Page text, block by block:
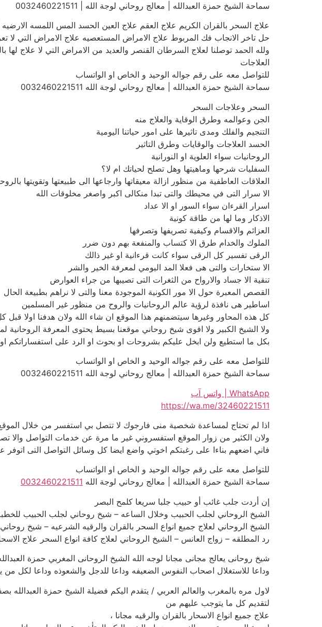
سماحة الشيخ حمزة العبدالله | معالج روحاني لوجة الله | 0032460221511
علاج السحر بالقران الكريم علاج العقم علاج العين الحسد المس اللمسه
حل تاخر الانجاب فك المربوط علاج الامراض المستعصيه علاج الامراض التي
ولله الحمد توصلنا لعلاج السرطان القنصر والعديد من الامراض التي لا علاج
العلاجات
للتواصل معه على رقم جواله الوحيد و الخاص او الواتساب
سماحة الشيخ حمزة العبدالله | معالج روحاني لوجة الله 0032460221511
السحر وعلاجات السحر
الجن وعوالمه وطرق الوقاية والعلاج منه
التنجيم والفلك ومدى تاثيرها على امور حياتنا اليومية
الحسد العلاجات والوقايات وطرق التاثير
الروحانيات سواء العلوية او النورانية
السفليات شرحها وماهيتها وهل تصلح لحياتك ام لا؟
العلاقات العاطفية من منظور ازالة معيقاتها وارجاعها الى طبيعتها وتقويتها
الا سرار التى في محيطك والتى تبدا منكالى اكبر واصغر مخلوقات الله
اسرار القرءان سواء السور او الا عداد
الاذكار وما لها من طاقة كونية
العزائم والاقسام وكيفية تصريفها وتصرفها
الملوك والخدام طرق الا كتساب والمنفعة بهم دون ضرر
الرقى تفسير كل الرقى سواء كانت قرءانية او غير ذالك
الا ستخارات والتى هى فعلا المد اليومي لمعرفة الخير والشر
تنقية الا جساد والارواح من الثغرات التى تصيبها من جراء العوارض
القصص المعبرة حول الا مور الكونية الموجودة معنا والتى لا نراهم بطبيعة الحال
اساطير هى نافذة لرؤية عالم الروحانيات والروح من منظور غير المسلمين
كل هذه المحاور وغيرها سيتضمنهم هذا الموقع ان شاء الله ولان هدفنا اولا
ولا الشيخ الكبير ولا اقوى شيخ روحاني موقعنا بسيط يحتوى المعرفة الروحانية
بكل ما استطيع ولن ابخل عليكم بشروحات او بحوث او الرد على استفساراتكم
للتواصل معه على رقم جواله الوحيد و الخاص او الواتساب
سماحة الشيخ حمزة العبدالله | معالج روحاني لوجة الله 0032460221511
WhatsApp | واتس آب
https://wa.me/32460221511
اذا لم تحتاج لمساعدة شخصية منى فارجوك لا تتصل بي استفسر من خلال
ولان الكثير من زوار الموقع استفسروني غير ما مرة عن خدمات التواصل والا
فاني اضعهم بناءا على رغبتكم اخوتي واضع ايضا كل وسائل التواصل التى اتوفر
للتواصل معه على رقم جواله الوحيد و الخاص او الواتساب
سماحة الشيخ حمزة العبدالله | معالج روحاني لوجة الله 0032460221511
إن أردت جلب غائب أو حبيب جلبا سريعا كلمح البصر
الشيخ الروحاني لجلب الحبيب وخلال الساعه – شيخ روحاني لجلب الحبيب
الشيخ الروحاني لعلاج جميع انواع السحر بالقران والرقيه الشرعيه – شيخ
رد المطلقه – زواج العانس – الشيخ الروحاني لعلاج كافة انواع السحر علاج
شيخ روحانى يعالج مجانى مجانا لوجه الله الشيخ الروحانى المغربي حمزة
وداعا للاستغلال اصحاب النفوس الضعيفه وداعا للدجل والشعوذه وداعا
لاول مره بالمغرب والعالم العربي / يتقدم اليكم فضيلة الشيخ حمزة
لتقديم كل ما يتوجب عليهم من
علاج جميع انواع الاسحار بالقران والرقيه مجانا ،